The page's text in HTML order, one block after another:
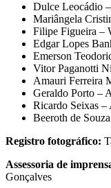
Dulce Leocádio
Mariângela
Filipe Figueira –
Edgar Lopes
Emerson
Vitor Paganotti
Amauri Ferreira
Geraldo Porto –
Ricardo Seixas
Beeroth de
Registro fotográfico:
Assessoria de
Gonçalves